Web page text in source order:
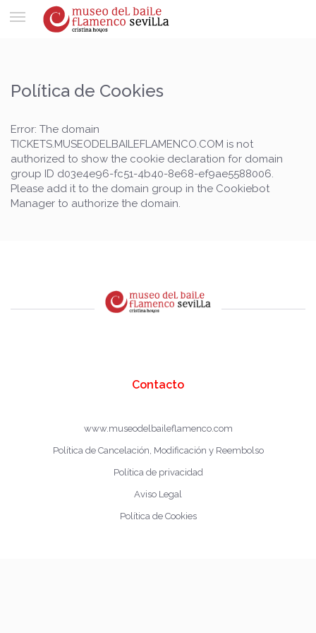
Toggle
navigation
Política de Cookies
Error: The domain
TICKETS.MUSEODELBAILEFLAMENCO.COM is not
authorized to show the cookie declaration for domain
group ID d03e4e96-fc51-4b40-8e68-ef9ae5588006.
Please add it to the domain group in the Cookiebot
Manager to authorize the domain.
Contacto
www.museodelbaileflamenco.com
Política de Cancelación, Modificación y Reembolso
Política de privacidad
Aviso Legal
Política de Cookies